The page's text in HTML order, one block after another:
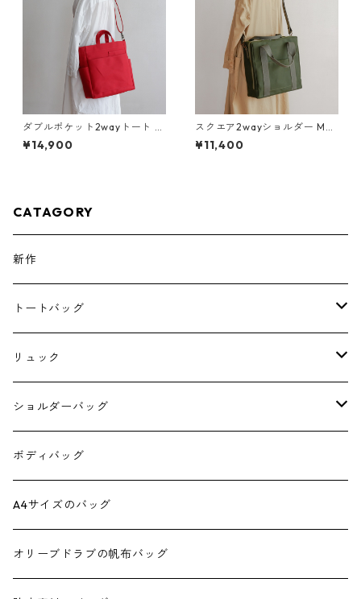
ダブルポケット2wayトート 赤
/ 8号帆布
¥14,900
スクエア2wayショルダー M
オリーブドラブ / 9号帆布
¥11,400
CATAGORY
新作
トートバッグ
A4サイズのトート
4 pockets tote
ダブルポケットミニトート
ダブルポケットミニ2wayトート
ダブルポケットトート
リュック
スクエアリュック
スクエアリュック390
スクエアリュック 正方形
ショルダーバッグ
6号帆布のショルダー
スクエア2wayショルダー
正方形ミニショルダー
ボディバッグ
A4サイズのバッグ
オリーブドラブの帆布バッグ